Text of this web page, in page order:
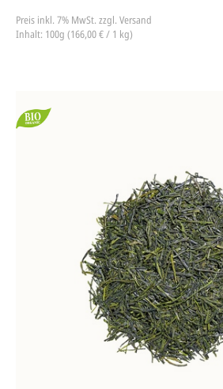
Preis inkl. 7% MwSt. zzgl. Versand
Inhalt: 100g (166,00 € / 1 kg)